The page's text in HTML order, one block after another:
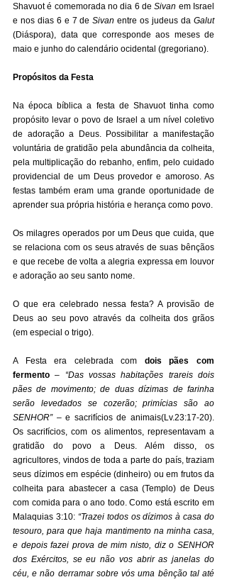
Shavuot é comemorada no dia 6 de Sivan em Israel
e nos dias 6 e 7 de Sivan entre os judeus da Galut
(Diáspora), data que corresponde aos meses de
maio e junho do calendário ocidental (gregoriano).
Propósitos da Festa
Na época bíblica a festa de Shavuot tinha como
propósito levar o povo de Israel a um nível coletivo
de adoração a Deus. Possibilitar a manifestação
voluntária de gratidão pela abundância da colheita,
pela multiplicação do rebanho, enfim, pelo cuidado
providencial de um Deus provedor e amoroso. As
festas também eram uma grande oportunidade de
Os milagres operados por um Deus que cuida, que
se relaciona com os seus através de suas bênçãos
e que recebe de volta a alegria expressa em louvor
e adoração ao seu santo nome.
O que era celebrado nessa festa? A provisão de
Deus ao seu povo através da colheita dos grãos
(em especial o trigo).
A Festa era celebrada com dois pães com
fermento – “Das vossas habitações trareis dois
pães de movimento; de duas dízimas de farinha
serão levedados se cozerão; primícias são ao
SENHOR” – e sacrifícios de animais(Lv.23:17-20).
Os sacrifícios, com os alimentos, representavam a
gratidão do povo a Deus. Além disso, os
agricultores, vindos de toda a parte do país, traziam
seus dízimos em espécie (dinheiro) ou em frutos da
colheita para abastecer a casa (Templo) de Deus
com comida para o ano todo. Como está escrito em
Malaquias 3:10: “Trazei todos os dízimos à casa do
tesouro, para que haja mantimento na minha casa,
e depois fazei prova de mim nisto, diz o SENHOR
dos Exércitos, se eu não vos abrir as janelas do
céu, e não derramar sobre vós uma bênção tal até